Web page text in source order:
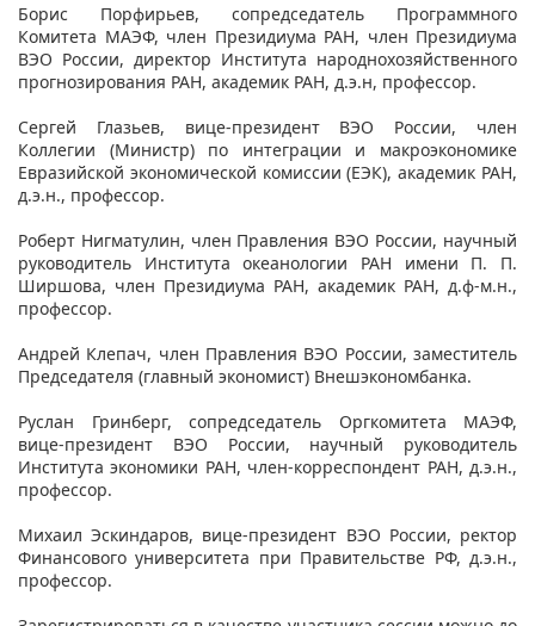
Борис Порфирьев, сопредседатель Программного
Комитета МАЭФ, член Президиума РАН, член Президиума
ВЭО России, директор Института народнохозяйственного
прогнозирования РАН, академик РАН, д.э.н, профессор.
Сергей Глазьев, вице-президент ВЭО России, член
Коллегии (Министр) по интеграции и макроэкономике
Евразийской экономической комиссии (ЕЭК), академик РАН,
д.э.н., профессор.
Роберт Нигматулин, член Правления ВЭО России, научный
руководитель Института океанологии РАН имени П. П.
Ширшова, член Президиума РАН, академик РАН, д.ф-м.н.,
профессор.
Андрей Клепач, член Правления ВЭО России, заместитель
Председателя (главный экономист) Внешэкономбанка.
Руслан Гринберг, сопредседатель Оргкомитета МАЭФ,
вице-президент ВЭО России, научный руководитель
Института экономики РАН, член-корреспондент РАН, д.э.н.,
профессор.
Михаил Эскиндаров, вице-президент ВЭО России, ректор
Финансового университета при Правительстве РФ, д.э.н.,
профессор.